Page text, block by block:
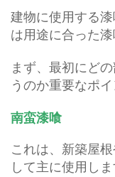
建物に使用する
は用途に合った漆
まず、最初にど
うのか重要なポイ
南蛮漆喰
これは、新築屋
して主に使用しま